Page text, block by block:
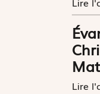
Lire